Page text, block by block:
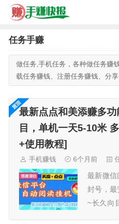
任务手赚
做任务,手机任务，各种做任务赚
载任务赚钱、注册任务赚钱、分享
最新点点和美添赚多
目，单机一天5-10米
+使用教程]
手机赚钱 6个月前
最新微信
封号，
~长久向